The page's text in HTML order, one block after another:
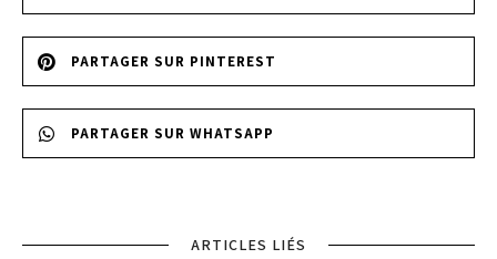
PARTAGER SUR PINTEREST
PARTAGER SUR WHATSAPP
ARTICLES LIÉS